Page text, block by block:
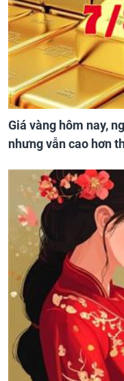
Giá vàng hôm nay,
nhưng vẫn cao hơn